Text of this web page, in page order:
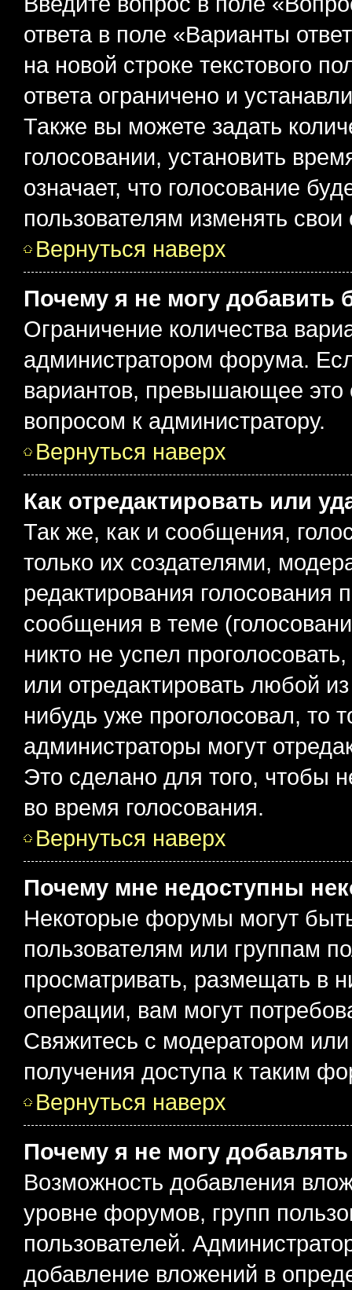
ответа в поле «Варианты
на новой строке текстового
ответа ограничено и
Также вы можете задать
голосовании, установить
означает, что голосование
пользователям изменять свои
Вернуться наверх
Почему я не могу добавить
Ограничение количества
администратором форума.
вариантов, превышающее это
вопросом к администратору.
Вернуться наверх
Как отредактировать или
Так же, как и сообщения,
только их создателями,
редактирования голосования
сообщения в теме
никто не успел
или отредактировать любой
нибудь уже проголосовал, то
администраторы могут
Это сделано для того, чтобы
во время голосования.
Вернуться наверх
Почему мне недоступны
Некоторые форумы могут
пользователям или группам
просматривать, размещать в
операции, вам могут
Свяжитесь с модератором
получения доступа к таким
Вернуться наверх
Почему я не могу
Возможность добавления
уровне форумов, групп
пользователей.
добавление вложений в